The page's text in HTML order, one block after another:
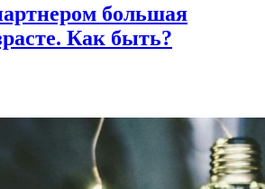
большая
Как быть?